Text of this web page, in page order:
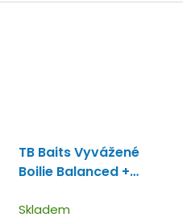
TB Baits Vyvážené
Boilie Balanced +
Krill 100 g - 24 mm
Skladem